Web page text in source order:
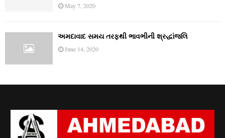
May 7, 2020
અમદાવાદ સમય તરફથી ભાવભીની શ્રદ્ધાંજલિ
June 14, 2020